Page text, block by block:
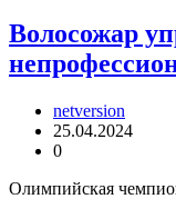
Волосожар
netversion
25.04.2024
0
Олимпийская